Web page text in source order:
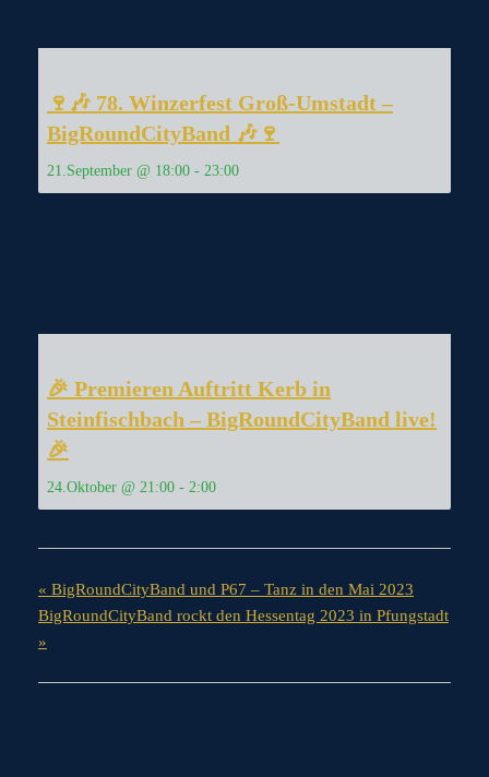
🍷🎶 78. Winzerfest Groß-Umstadt –
BigRoundCityBand 🎶🍷
21.September @ 18:00 - 23:00
🎉 Premieren Auftritt Kerb in
Steinfischbach – BigRoundCityBand live!
🎉
24.Oktober @ 21:00 - 2:00
« BigRoundCityBand und P67 – Tanz in den Mai 2023
BigRoundCityBand rockt den Hessentag 2023 in Pfungstadt
»